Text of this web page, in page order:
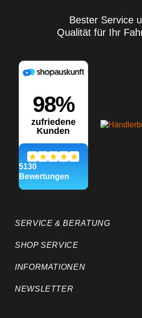
Bester Service
Qualität für Ihr
SERVICE & BERATUNG
SHOP SERVICE
INFORMATIONEN
NEWSLETTER